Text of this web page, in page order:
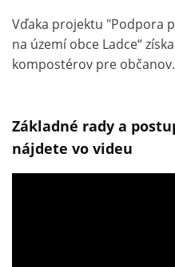
Vďaka projektu "Podpora
na území obce Ladce“
kompostérov pre občanov.
Základné rady a
nájdete vo videu